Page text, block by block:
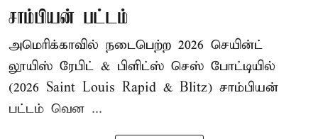
சாம்பியன் பட்டம்
அமெரிக்காவில் நடைபெற்ற 2026 செயின்ட்
லூயிஸ் ரேபிட் & பிளிட்ஸ் செஸ் போட்டியில்
(2026 Saint Louis Rapid & Blitz) சாம்பியன்
பட்டம் வென ...